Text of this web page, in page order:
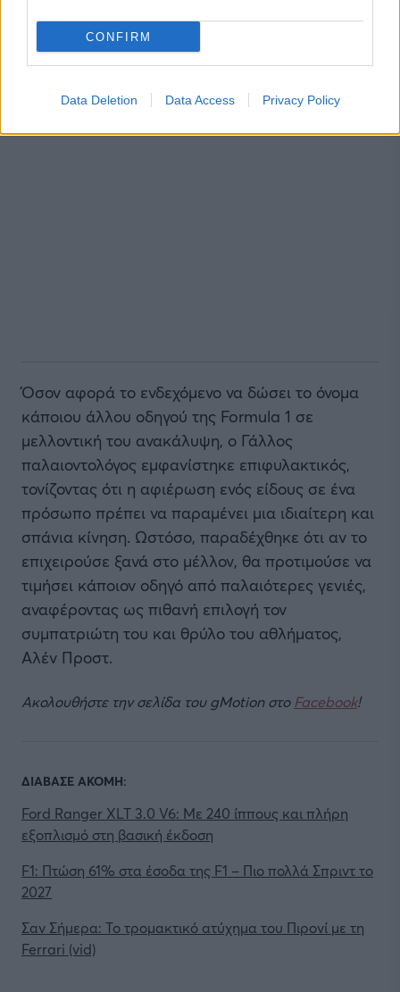
CONFIRM
Data Deletion Data Access Privacy Policy
Όσον αφορά το ενδεχόμενο να δώσει το όνομα
κάποιου άλλου οδηγού της Formula 1 σε
μελλοντική του ανακάλυψη, ο Γάλλος
παλαιοντολόγος εμφανίστηκε επιφυλακτικός,
τονίζοντας ότι η αφιέρωση ενός είδους σε ένα
πρόσωπο πρέπει να παραμένει μια ιδιαίτερη και
σπάνια κίνηση. Ωστόσο, παραδέχθηκε ότι αν το
επιχειρούσε ξανά στο μέλλον, θα προτιμούσε να
τιμήσει κάποιον οδηγό από παλαιότερες γενιές,
αναφέροντας ως πιθανή επιλογή τον
συμπατριώτη του και θρύλο του αθλήματος,
Αλέν Προστ.
Ακολουθήστε την σελίδα του gMotion στο Facebook!
ΔΙΑΒΑΣΕ ΑΚΟΜΗ:
Ford Ranger XLT 3.0 V6: Με 240 ίππους και πλήρη
εξοπλισμό στη βασική έκδοση
F1: Πτώση 61% στα έσοδα της F1 – Πιο πολλά Σπριντ το
2027
Σαν Σήμερα: Το τρομακτικό ατύχημα του Πιρονί με τη
Ferrari (vid)